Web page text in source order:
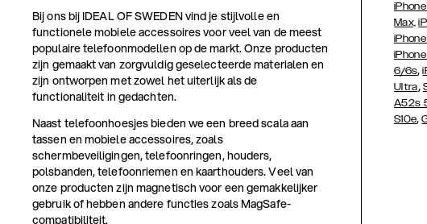
Bij ons bij IDEAL OF SWEDEN vind je stijlvolle en
functionele mobiele accessoires voor veel van de meest
populaire telefoonmodellen op de markt. Onze producten
zijn gemaakt van zorgvuldig geselecteerde materialen en
zijn ontworpen met zowel het uiterlijk als de
functionaliteit in gedachten.
Naast telefoonhoesjes bieden we een breed scala aan
tassen en mobiele accessoires, zoals
schermbeveiligingen, telefoonringen, houders,
polsbanden, telefoonriemen en kaarthouders. Veel van
onze producten zijn magnetisch voor een gemakkelijker
gebruik of hebben andere functies zoals MagSafe-
compatibiliteit.
iPhone
Max,
iPhone
6/6s,
Ultra,
A52s
S10e,